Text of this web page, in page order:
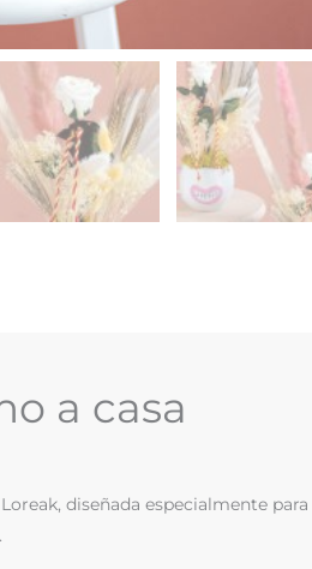
a casa
diseñada especialmente